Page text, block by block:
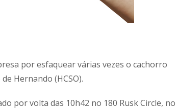
por esfaquear várias vezes o cachorro
Hernando (HCSO).
por volta das 10h42 no 180 Rusk Circle, no